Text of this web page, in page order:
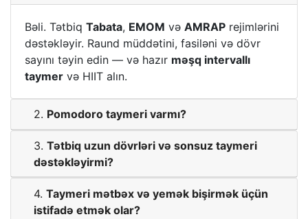
Bəli. Tətbiq Tabata, EMOM və AMRAP rejimlərini
dəstəkləyir. Raund müddətini, fasiləni və dövr
sayını təyin edin — və hazır məşq intervallı
taymer və HIIT alın.
2. Pomodoro taymeri varmı?
3. Tətbiq uzun dövrləri və sonsuz taymeri
dəstəkləyirmi?
4. Taymeri mətbəx və yemək bişirmək üçün
istifadə etmək olar?